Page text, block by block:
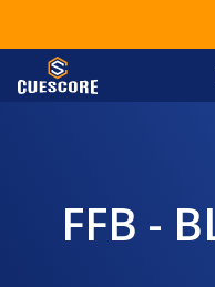
FFB - BLACKBALL - COUPE DE FRANCE ÉQUIPE - VILLENEUVE-SUR-